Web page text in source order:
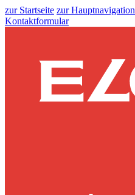
zur Startseite zur Hauptnavigation
Kontaktformular